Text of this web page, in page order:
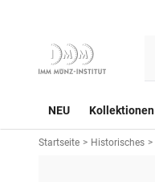
NEU Kollektionen
Startseite > Historisches >